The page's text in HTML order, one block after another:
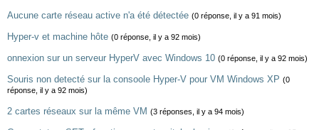
Aucune carte réseau active n'a été détectée (0 réponse, il y a 91 mois)
Hyper-v et machine hôte (0 réponse, il y a 92 mois)
onnexion sur un serveur HyperV avec Windows 10 (0 réponse, il y a 92 mois)
Souris non detecté sur la consoole Hyper-V pour VM Windows XP (0
réponse, il y a 92 mois)
2 cartes réseaux sur la même VM (3 réponses, il y a 94 mois)